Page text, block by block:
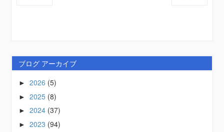
ブログ アーカイブ
►2026 (5)
►2025 (8)
►2024 (37)
►2023 (94)